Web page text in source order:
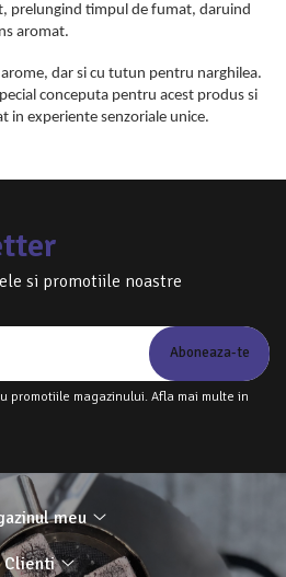
prelungind timpul de fumat, daruind
aromat.
dar si cu tutun pentru narghilea.
conceputa pentru acest produs si
in experiente senzoriale unice.
si promotiile noastre
promotiile magazinului. Afla mai multe in
meu
Clienti